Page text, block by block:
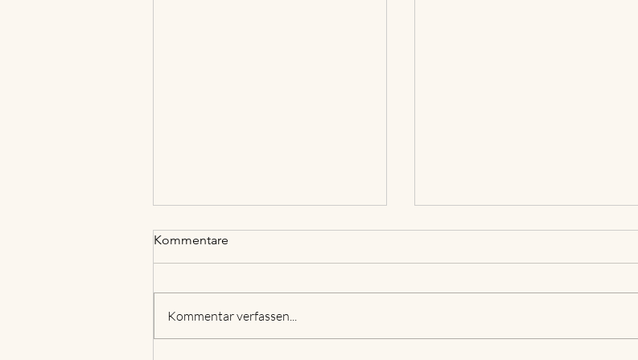
Kommentare
Kommentar verfassen...